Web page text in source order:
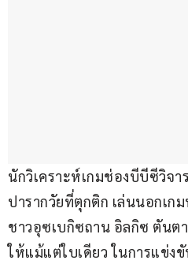
นักวิเคราะห์เกมช่องบีบีซีวิจ
ปารากวัยที่ตุกติก เล่นนอกเก
ชาวอุซเบกิซถาน อิลกิซ ตันต
ให้แม้แต่ใบเดียว ในการแข่ง